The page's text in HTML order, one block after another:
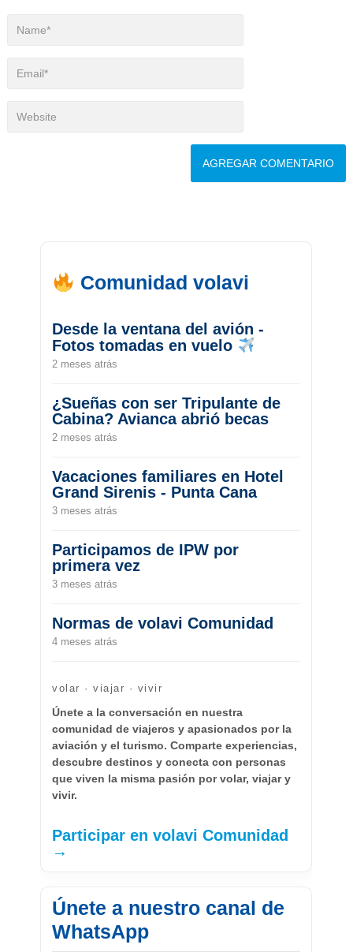
Comunidad volavi
Desde la ventana del avión -
Fotos tomadas en vuelo
2 meses atrás
¿Sueñas con ser Tripulante de
Cabina? Avianca abrió becas
2 meses atrás
Vacaciones familiares en Hotel
Grand Sirenis - Punta Cana
3 meses atrás
Participamos de IPW por
primera vez
3 meses atrás
Normas de volavi Comunidad
4 meses atrás
volar · viajar · vivir
Únete a la conversación en nuestra
comunidad de viajeros y apasionados por la
aviación y el turismo. Comparte experiencias,
descubre destinos y conecta con personas
que viven la misma pasión por volar, viajar y
vivir.
Participar en volavi Comunidad
→
Únete a nuestro canal de
WhatsApp